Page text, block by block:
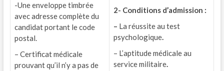
-Une enveloppe timbrée
avec adresse complète du
candidat portant le code
postal.
– Certificat médicale
prouvant qu’il n’y a pas de
2- Conditions d’admission :
– La réussite au test
psychologique.
– L’aptitude médicale au
service militaire.